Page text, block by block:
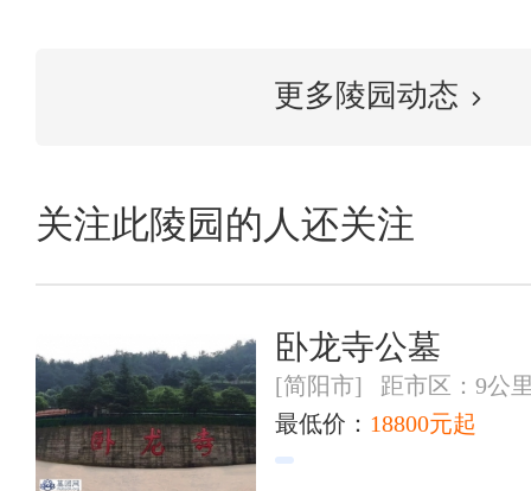
更多陵园动态
关注此陵园的人还关注
卧龙寺公墓
[简阳市] 距市区：9公
最低价： 18800元起